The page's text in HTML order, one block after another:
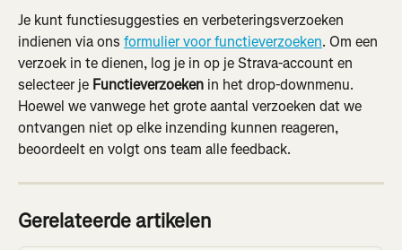
Je kunt functiesuggesties en verbeteringsverzoeken
indienen via ons formulier voor functieverzoeken. Om een
verzoek in te dienen, log je in op je Strava-account en
selecteer je Functieverzoeken in het drop-downmenu.
Hoewel we vanwege het grote aantal verzoeken dat we
ontvangen niet op elke inzending kunnen reageren,
beoordeelt en volgt ons team alle feedback.
Gerelateerde artikelen